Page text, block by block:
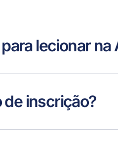
lecionar
de inscrição?